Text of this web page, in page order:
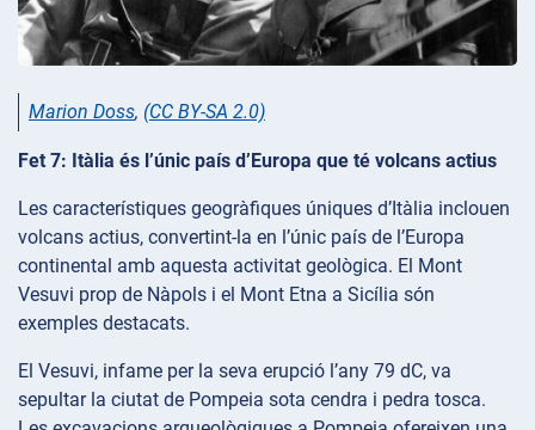
Marion Doss, (CC BY-SA 2.0)
Fet 7: Itàlia és l’únic país d’Europa que té volcans actius
Les característiques geogràfiques úniques d’Itàlia inclouen
volcans actius, convertint-la en l’únic país de l’Europa
continental amb aquesta activitat geològica. El Mont
Vesuvi prop de Nàpols i el Mont Etna a Sicília són
exemples destacats.
El Vesuvi, infame per la seva erupció l’any 79 dC, va
sepultar la ciutat de Pompeia sota cendra i pedra tosca.